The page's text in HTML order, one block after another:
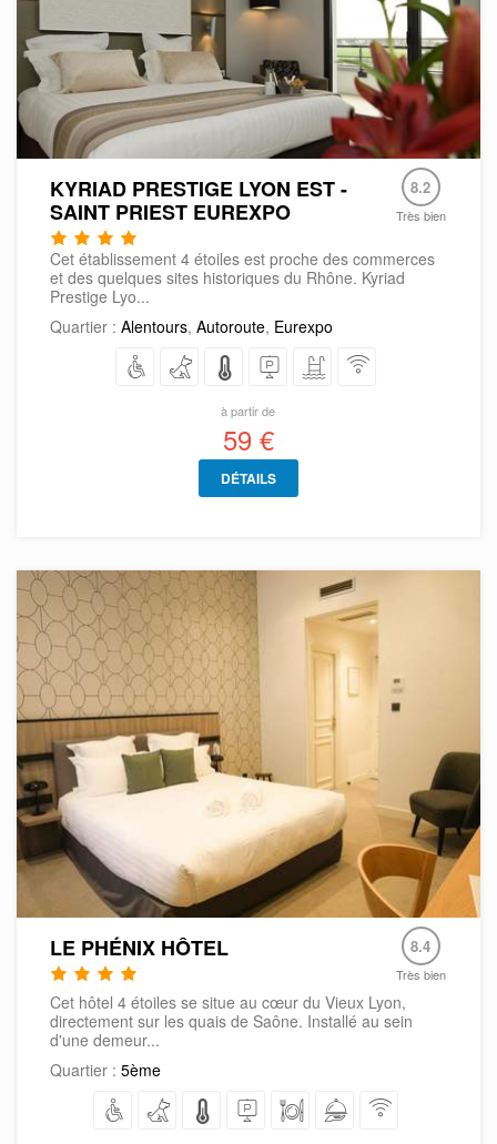
KYRIAD PRESTIGE LYON EST -
SAINT PRIEST EUREXPO
8.2
Très bien
Cet établissement 4 étoiles est proche des commerces
et des quelques sites historiques du Rhône. Kyriad
Prestige Lyo...
Quartier : Alentours, Autoroute, Eurexpo
à partir de
59 €
DÉTAILS
LE PHÉNIX HÔTEL 8.4
Très bien
Cet hôtel 4 étoiles se situe au cœur du Vieux Lyon,
directement sur les quais de Saône. Installé au sein
d'une demeur...
Quartier : 5ème